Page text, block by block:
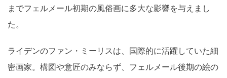
までフェルメール初期の風俗画に多大な影響を与えまし
た。
ライデンのファン・ミーリスは、国際的に活躍していた細
密画家。構図や意匠のみならず、フェルメール後期の絵の